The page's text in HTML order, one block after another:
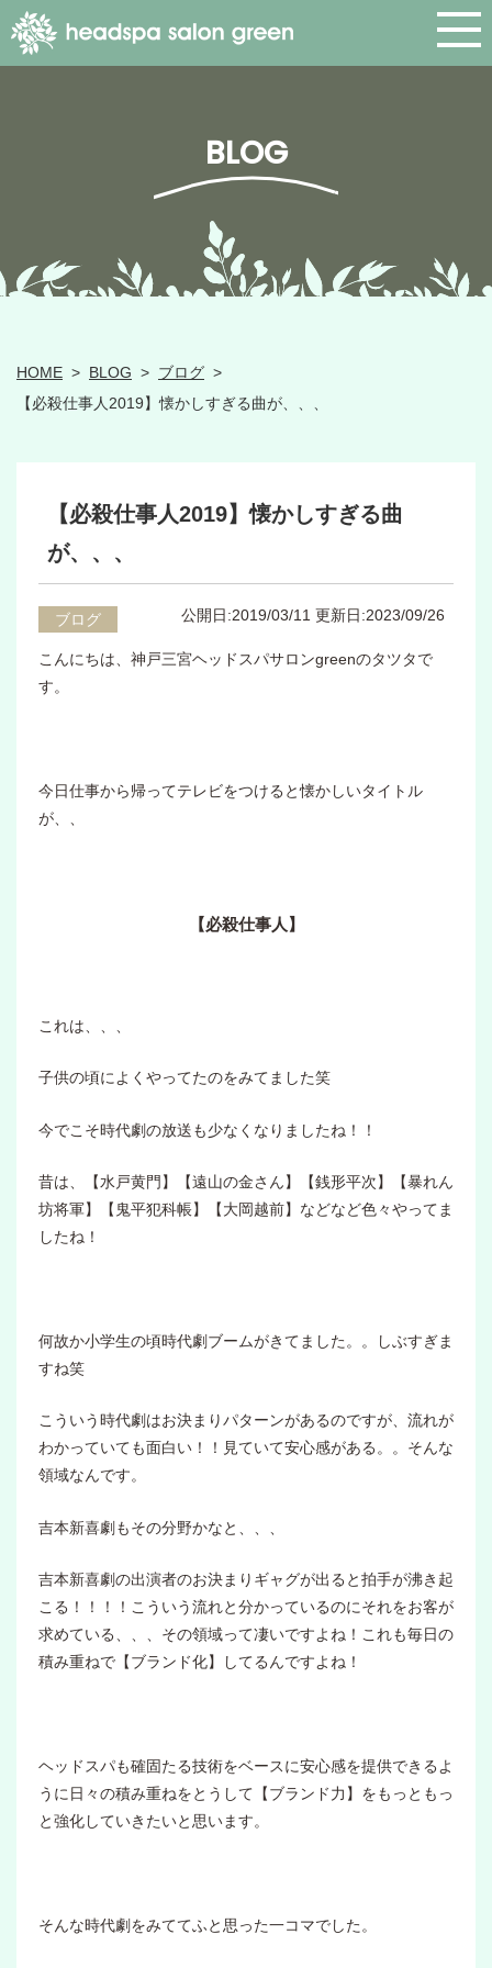
BLOG
HOME > BLOG > ブログ >
【必殺仕事人2019】懐かしすぎる曲が、、、
【必殺仕事人2019】懐かしすぎる曲
が、、、
ブログ 公開日:2019/03/11 更新日:2023/09/26
こんにちは、神戸三宮ヘッドスパサロンgreenのタツタで
す。
今日仕事から帰ってテレビをつけると懐かしいタイトル
が、、
【必殺仕事人】
これは、、、
子供の頃によくやってたのをみてました笑
今でこそ時代劇の放送も少なくなりましたね！！
昔は、【水戸黄門】【遠山の金さん】【銭形平次】【暴れん
坊将軍】【鬼平犯科帳】【大岡越前】などなど色々やってま
したね！
何故か小学生の頃時代劇ブームがきてました。。しぶすぎま
すね笑
こういう時代劇はお決まりパターンがあるのですが、流れが
わかっていても面白い！！見ていて安心感がある。。そんな
領域なんです。
吉本新喜劇もその分野かなと、、、
吉本新喜劇の出演者のお決まりギャグが出ると拍手が沸き起
こる！！！！こういう流れと分かっているのにそれをお客が
求めている、、、その領域って凄いですよね！これも毎日の
積み重ねで【ブランド化】してるんですよね！
ヘッドスパも確固たる技術をベースに安心感を提供できるよ
うに日々の積み重ねをとうして【ブランド力】をもっともっ
と強化していきたいと思います。
そんな時代劇をみててふと思った一コマでした。